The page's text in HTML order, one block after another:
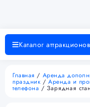
Каталог аттракционов
Главная / Аренда
праздник /Аренда и
телефона / Зарядная